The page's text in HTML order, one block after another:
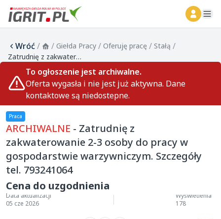
Wróć/ / Giełda Pracy / Oferuję pracę / Stałą /
Zatrudnię z zakwaterowanie 2-3 osoby do pracy w gospodarstwie warzywniczym. Szczegóły tel. 793241064
To ogłoszenie jest archiwalne.
Oferta wygasła i nie jest już aktywna. Dane
kontaktowe są niedostepne.
Praca
ARCHIWALNE - Zatrudnię z
zakwaterowanie 2-3 osoby do pracy w
gospodarstwie warzywniczym. Szczegóły
tel. 793241064
Cena do uzgodnienia
Data aktualizacji
05 cze 2026
Wyświetlenia
178